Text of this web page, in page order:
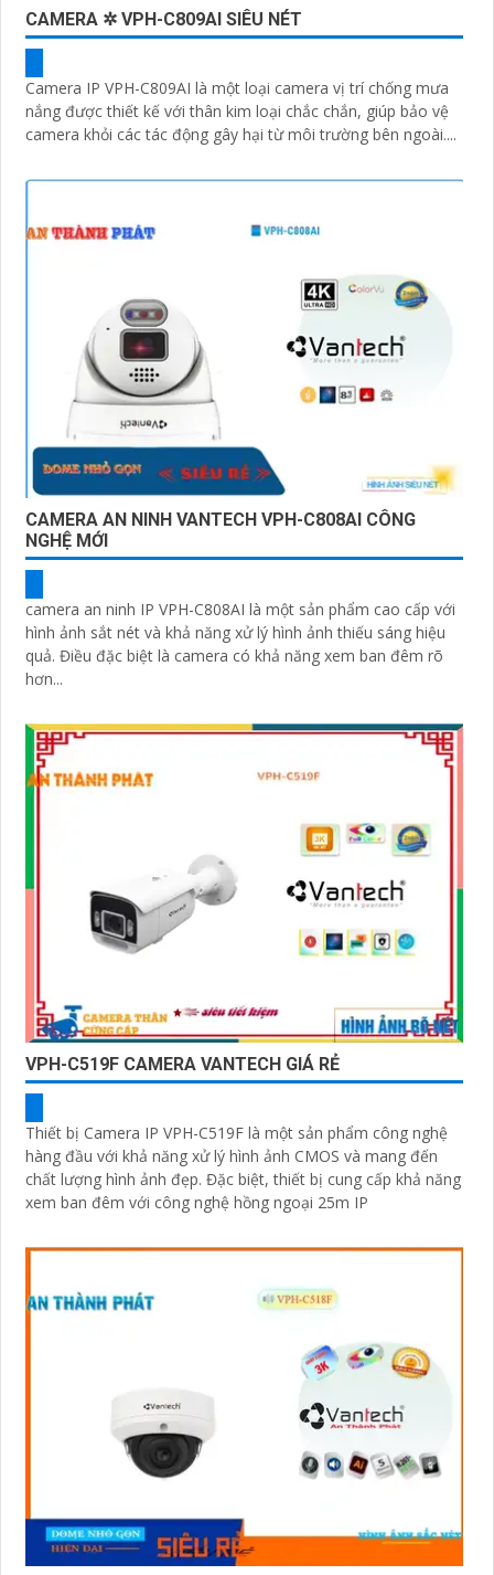
CAMERA ✲ VPH-C809AI SIÊU NÉT
Camera IP VPH-C809AI là một loại camera vị trí chống mưa
nắng được thiết kế với thân kim loại chắc chắn, giúp bảo vệ
camera khỏi các tác động gây hại từ môi trường bên ngoài....
CAMERA AN NINH VANTECH VPH-C808AI CÔNG
NGHỆ MỚI
camera an ninh IP VPH-C808AI là một sản phẩm cao cấp với
hình ảnh sắt nét và khả năng xử lý hình ảnh thiếu sáng hiệu
quả. Điều đặc biệt là camera có khả năng xem ban đêm rõ
hơn...
VPH-C519F CAMERA VANTECH GIÁ RẺ
Thiết bị Camera IP VPH-C519F là một sản phẩm công nghệ
hàng đầu với khả năng xử lý hình ảnh CMOS và mang đến
chất lượng hình ảnh đẹp. Đặc biệt, thiết bị cung cấp khả năng
xem ban đêm với công nghệ hồng ngoại 25m IP